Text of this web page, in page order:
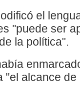
el
"puede ser
la política".
"el alcance